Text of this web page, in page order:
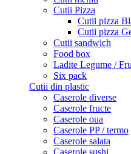
Cutii Pizza
Cutii pizza
Cutii pizza
Cutii sandwich
Food box
Ladite Legume /
Six pack
Cutii din plastic
Caserole diverse
Caserole fructe
Caserole oua
Caserole PP / termo
Caserole salata
Caserole sushi